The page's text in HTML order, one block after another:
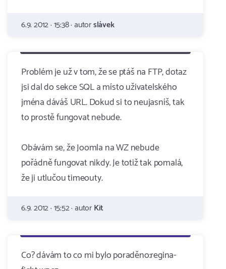
6.9. 2012 · 15:38 · autorslávek
Problém je už v tom, že se ptáš na FTP, dotaz
jsi dal do sekce SQL a místo uživatelského
jména dáváš URL. Dokud si to neujasníš, tak
to prostě fungovat nebude.
Obávám se, že Joomla na WZ nebude
pořádně fungovat nikdy. Je totiž tak pomalá,
že ji utlučou timeouty.
6.9. 2012 · 15:52 · autorKit
Co? dávám to co mi bylo poraděno:regina-